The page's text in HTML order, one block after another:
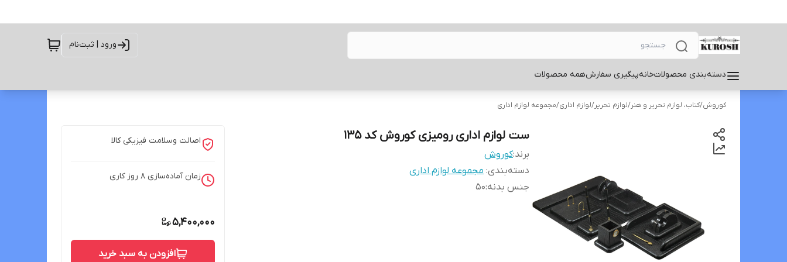
ورود | ثبت‌نام
دسته‌بندی محصولاتخانهپیگیری سفارشهمه محصولات
کوروش/کتاب، لوازم تحریر و هنر/لوازم تحریر/لوازم اداری/مجموعه لوازم اداری
ست لوازم اداری رومیزی کوروش کد 135
برند:کوروش
دسته‌بندی: مجموعه لوازم اداری
جنس بدنه:
50
اصالت وسلامت فیزیکی کالا
زمان آماده‌سازی 8 روز کاری
5,400,000
افزودن به سبد خرید